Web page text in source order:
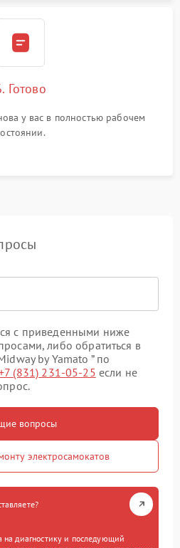
Готово
у вас в полностью рабочем
с приведенными ниже
либо обратиться в
by Yamato ” по
(831) 231-05-25 если не
вопросы
электросамокатов
на диагностику и последующий